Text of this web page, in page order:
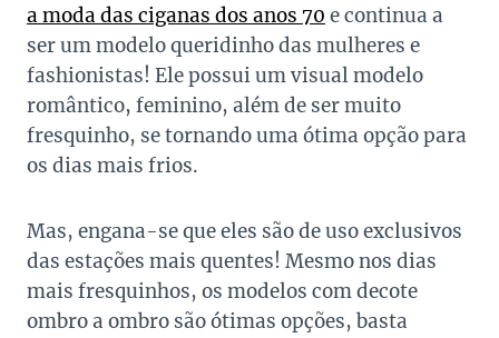
a moda das ciganas dos anos 70 e continua a
ser um modelo queridinho das mulheres e
fashionistas! Ele possui um visual modelo
romântico, feminino, além de ser muito
fresquinho, se tornando uma ótima opção para
os dias mais frios.
Mas, engana-se que eles são de uso exclusivos
das estações mais quentes! Mesmo nos dias
mais fresquinhos, os modelos com decote
ombro a ombro são ótimas opções, basta